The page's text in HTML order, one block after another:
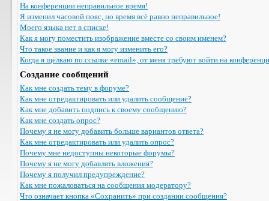
На конференции неправильное время!
Я изменил часовой пояс, но время всё равно неправильное!
Моего языка нет в списке!
Как я могу поместить изображение вместе со своим именем?
Что такое звание и как я могу изменить его?
Когда я щёлкаю по ссылке «email», от меня требуют войти на
Создание сообщений
Как мне создать тему в форуме?
Как мне отредактировать или удалить сообщение?
Как мне добавить подпись к своему сообщению?
Как мне создать опрос?
Почему я не могу добавить больше вариантов ответа?
Как мне отредактировать или удалить опрос?
Почему мне недоступны некоторые форумы?
Почему я не могу добавлять вложения?
Почему я получил предупреждение?
Как мне пожаловаться на сообщения модератору?
Что означает кнопка «Сохранить» при создании сообщения?